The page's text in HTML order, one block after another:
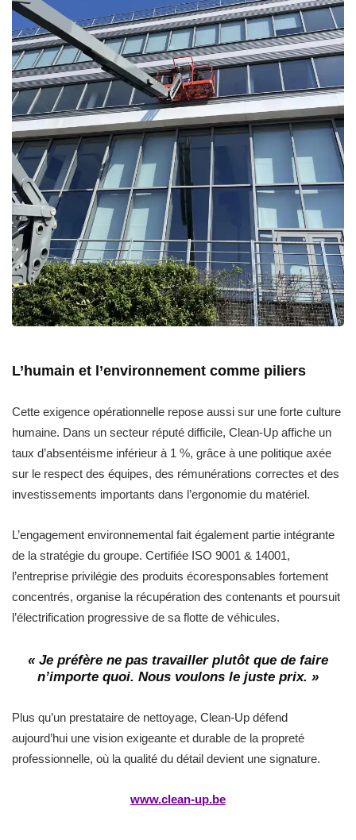
L’humain et l’environnement comme piliers
Cette exigence opérationnelle repose aussi sur une forte culture
humaine. Dans un secteur réputé difficile, Clean-Up affiche un
taux d’absentéisme inférieur à 1 %, grâce à une politique axée
sur le respect des équipes, des rémunérations correctes et des
investissements importants dans l’ergonomie du matériel.
L’engagement environnemental fait également partie intégrante
de la stratégie du groupe. Certifiée ISO 9001 & 14001,
l’entreprise privilégie des produits écoresponsables fortement
concentrés, organise la récupération des contenants et poursuit
l’électrification progressive de sa flotte de véhicules.
« Je préfère ne pas travailler plutôt que de faire
n’importe quoi. Nous voulons le juste prix. »
Plus qu’un prestataire de nettoyage, Clean-Up défend
aujourd’hui une vision exigeante et durable de la propreté
professionnelle, où la qualité du détail devient une signature.
www.clean-up.be